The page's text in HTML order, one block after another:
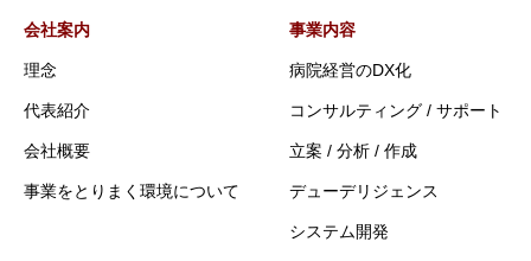
会社案内
理念
代表紹介
会社概要
事業をとりまく環境について
事業内容
病院経営のDX化
コンサルティング / サポート
立案 / 分析 / 作成
デューデリジェンス
システム開発